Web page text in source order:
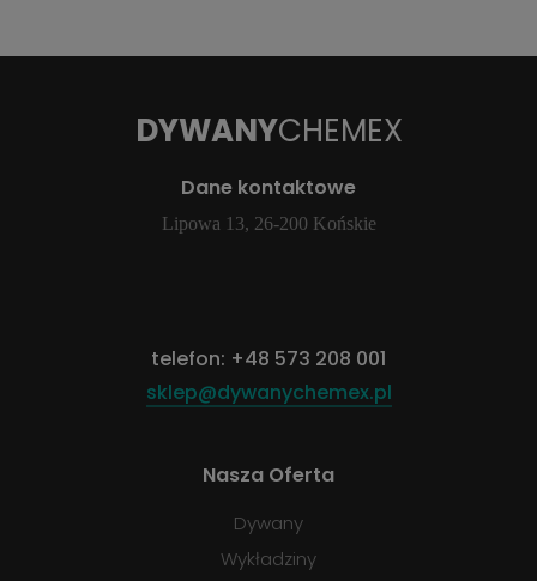
DYWANYCHEMEX
Dane kontaktowe
Lipowa 13, 26-200 Końskie
telefon: +48 573 208 001
sklep@dywanychemex.pl
Nasza Oferta
Dywany
Wykładziny